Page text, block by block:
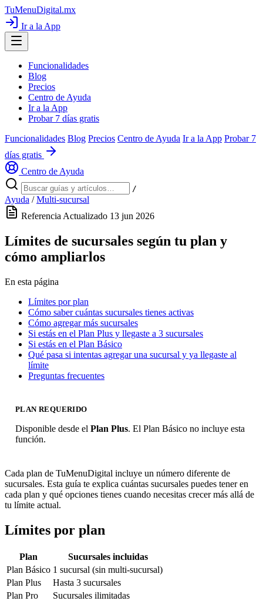
TuMenuDigital.mx
Ir a la App
Funcionalidades
Blog
Precios
Centro de Ayuda
Ir a la App
Probar 7 días gratis
Funcionalidades Blog Precios Centro de Ayuda Ir a la App Probar 7
días gratis
Centro de Ayuda
/
Ayuda / Multi-sucursal
Referencia Actualizado 13 jun 2026
Límites de sucursales según tu plan y
cómo ampliarlos
En esta página
Límites por plan
Cómo saber cuántas sucursales tienes activas
Cómo agregar más sucursales
Si estás en el Plan Plus y llegaste a 3 sucursales
Si estás en el Plan Básico
Qué pasa si intentas agregar una sucursal y ya llegaste al
límite
Preguntas frecuentes
PLAN REQUERIDO
Disponible desde el Plan Plus. El Plan Básico no incluye esta
función.
Cada plan de TuMenuDigital incluye un número diferente de
sucursales. Esta guía te explica cuántas sucursales puedes tener en
cada plan y qué opciones tienes cuando necesitas crecer más allá de
tu límite actual.
Límites por plan
Plan
Sucursales incluidas
Plan Básico 1 sucursal (sin multi-sucursal)
Plan Plus
Hasta 3 sucursales
Plan Pro
Sucursales ilimitadas